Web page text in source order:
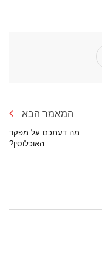
המאמר הבא
מה דעתכם על מפקד
האוכלוסין?